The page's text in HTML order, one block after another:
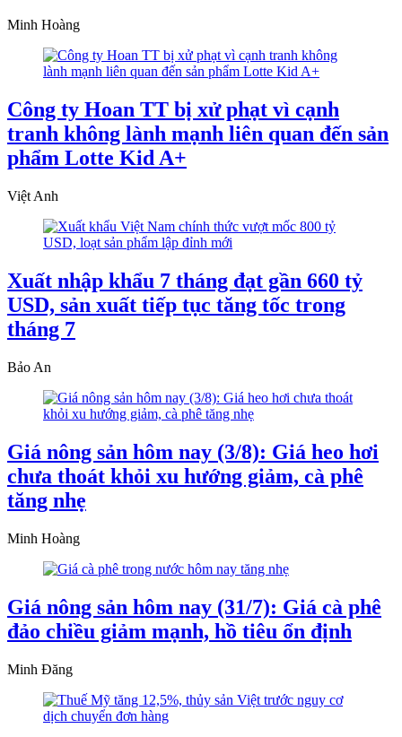
Minh Hoàng
Công ty Hoan TT bị xử phạt vì cạnh
tranh không lành mạnh liên quan đến sản
phẩm Lotte Kid A+
Việt Anh
Xuất nhập khẩu 7 tháng đạt gần 660 tỷ
USD, sản xuất tiếp tục tăng tốc trong
tháng 7
Bảo An
Giá nông sản hôm nay (3/8): Giá heo hơi
chưa thoát khỏi xu hướng giảm, cà phê
tăng nhẹ
Minh Hoàng
Giá nông sản hôm nay (31/7): Giá cà phê
đảo chiều giảm mạnh, hồ tiêu ổn định
Minh Đăng